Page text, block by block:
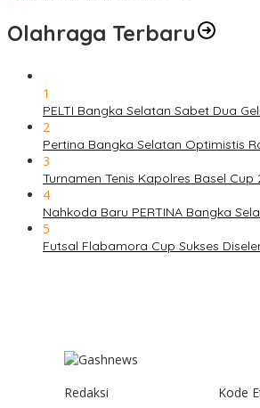
Olahraga Terbaru
1
PELTI Bangka Selatan Sabet Dua
2
Pertina Bangka Selatan Optimistis
3
Turnamen Tenis Kapolres Basel
4
Nahkoda Baru PERTINA Bangka
5
Futsal Flabamora Cup Sukses
Redaksi
Kode